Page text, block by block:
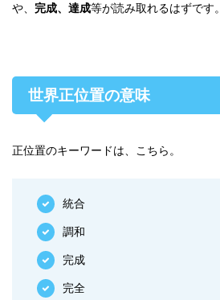
や、 完成、達成等が読み取れるはずです。
世界正位置の意味
正位置のキーワードは、こちら。
統合
調和
完成
完全